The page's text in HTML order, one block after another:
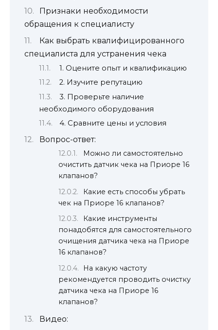
Признаки необходимости
обращения к специалисту
Как выбрать квалифицированного
специалиста для устранения чека
1. Оцените опыт и квалификацию
2. Изучите репутацию
3. Проверьте наличие
необходимого оборудования
4. Сравните цены и условия
Вопрос-ответ:
Можно ли самостоятельно
очистить датчик чека на Приоре 16
клапанов?
Какие есть способы убрать
чек на Приоре 16 клапанов?
Какие инструменты
понадобятся для самостоятельного
очищения датчика чека на Приоре
16 клапанов?
На какую частоту
рекомендуется проводить очистку
датчика чека на Приоре 16
клапанов?
Видео: